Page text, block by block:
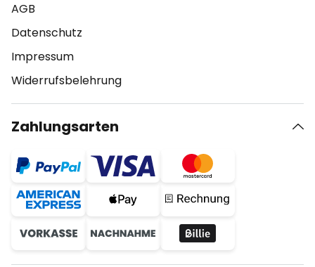
AGB
Datenschutz
Impressum
Widerrufsbelehrung
Zahlungsarten